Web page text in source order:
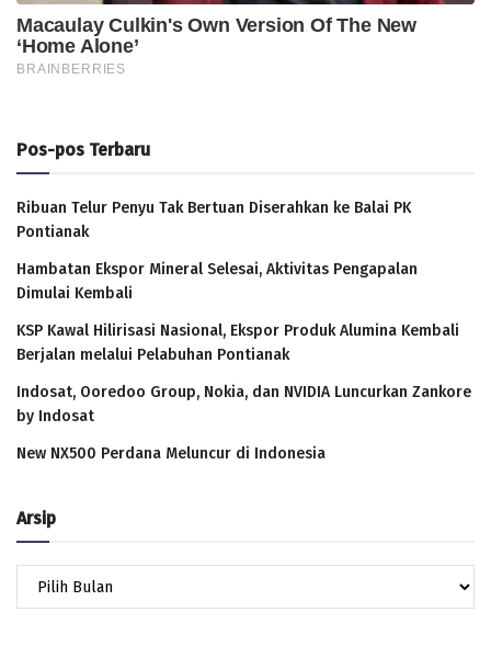
Pos-pos Terbaru
Ribuan Telur Penyu Tak Bertuan Diserahkan ke Balai PK
Pontianak
Hambatan Ekspor Mineral Selesai, Aktivitas Pengapalan
Dimulai Kembali
KSP Kawal Hilirisasi Nasional, Ekspor Produk Alumina Kembali
Berjalan melalui Pelabuhan Pontianak
Indosat, Ooredoo Group, Nokia, dan NVIDIA Luncurkan Zankore
by Indosat
New NX500 Perdana Meluncur di Indonesia
Arsip